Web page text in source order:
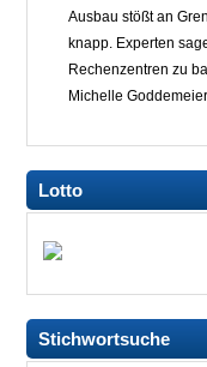
Ausbau stößt an
knapp. Experten
Rechenzentren zu
Michelle
Lotto
Stichwortsuche